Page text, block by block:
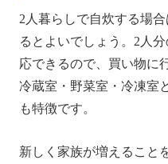
2人暮らしで自炊する場
るとよいでしょう。2人
応できるので、買い物に
冷蔵室・野菜室・冷凍室
も特徴です。
新しく家族が増えること